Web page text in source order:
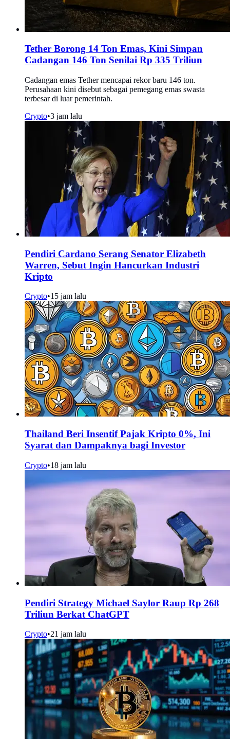
Tether Borong 14 Ton Emas, Kini Simpan
Cadangan 146 Ton Senilai Rp 335 Triliun
Cadangan emas Tether mencapai rekor baru 146 ton.
Perusahaan kini disebut sebagai pemegang emas swasta
terbesar di luar pemerintah.
Crypto•3 jam lalu
Pendiri Cardano Serang Senator Elizabeth
Warren, Sebut Ingin Hancurkan Industri
Kripto
Crypto•15 jam lalu
Thailand Beri Insentif Pajak Kripto 0%, Ini
Syarat dan Dampaknya bagi Investor
Crypto•18 jam lalu
Pendiri Strategy Michael Saylor Raup Rp 268
Triliun Berkat ChatGPT
Crypto•21 jam lalu